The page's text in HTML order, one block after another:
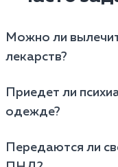
Можно ли
лекарств?
без медикаментов
Нервная система
физиологическую
клиническим
Приедет ли
одежде?
Верее на
Передаются ли